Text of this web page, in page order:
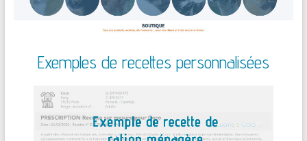
Exemples de recettes personnalisées